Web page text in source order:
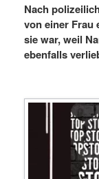
Nach
von einer Frau
sie war, weil
ebenfalls